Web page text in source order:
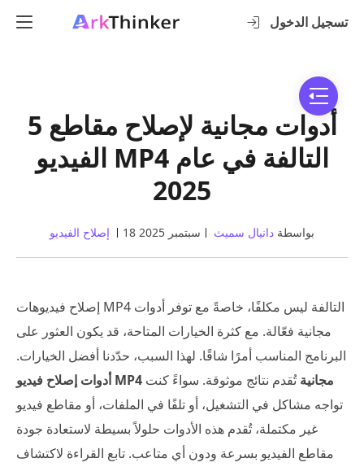
تسجيل الدخول
5 أدوات مجانية لإصلاح مقاطع
الفيديو MP4 التالفة في عام
2025
بواسطة دانيال سميث 18 سبتمبر 2025 إصلاح الفيديو
إصلاح فيديوهات MP4 التالفة ليس مكلفًا، خاصةً مع توفر أدوات
مجانية فعّالة. مع كثرة الخيارات المتاحة، قد يكون العثور على
البرنامج المناسب أمرًا شاقًا. لهذا السبب، حدّدنا أفضل الخيارات.
أدوات إصلاح فيديو MP4 مجانيةتُقدم نتائج موثوقة. سواءً كنت
تواجه مشاكل في التشغيل، أو تلفًا في الملفات، أو مقاطع فيديو
غير مكتملة، تُقدم هذه الأدوات حلولاً بسيطة لاستعادة جودة
مقاطع الفيديو بسرعة ودون أي متاعب. تابع القراءة لاكتشاف